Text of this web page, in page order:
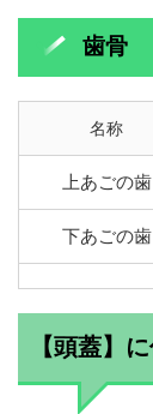
歯骨
名称
上あごの歯
下あごの歯
【頭蓋】